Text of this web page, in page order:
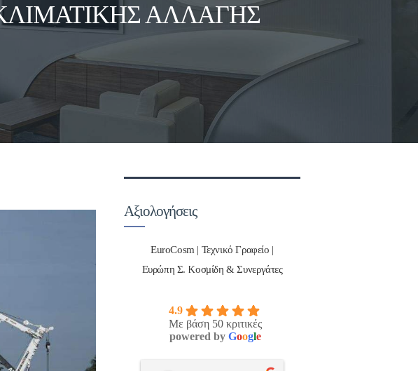
ΑΛΛΑΓΉΣ
Αξιολογήσεις
EuroCosm | Τεχνικό Γραφείο |
Ευρώπη Σ. Κοσμίδη & Συνεργάτες
4.9
Με βάση 50 κριτικές
powered by Google